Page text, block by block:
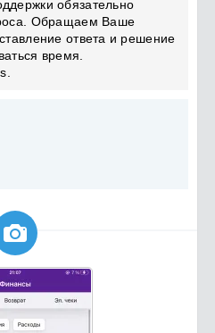
обязательно
Обращаем Ваше
ответа и решение
время.